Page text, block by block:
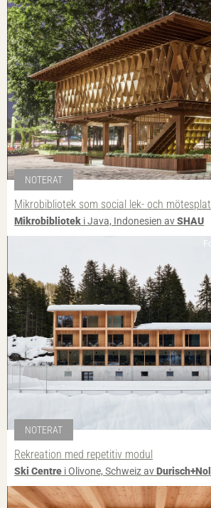
NOTERAT
Mikrobibliotek som social lek- och
Mikrobibliotek i Java, Indonesien avSHAU
NOTERAT
Rekreation med repetitiv modul
Ski Centre i Olivone, Schweiz av